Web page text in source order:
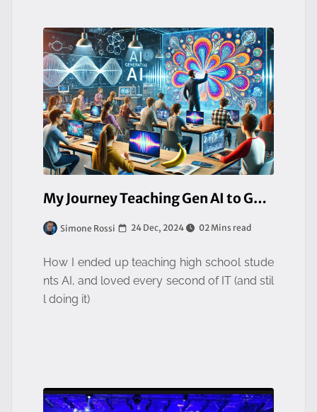
My Journey Teaching Gen AI to Gen Z
Simone Rossi 24 Dec, 2024 02 Mins read
How I ended up teaching high school stude
nts AI, and loved every second of IT (and stil
l doing it)